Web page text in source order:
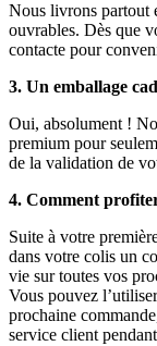
Nous livrons partout
ouvrables. Dès que
contacte pour
3. Un emballage
Oui, absolument !
premium pour
de la validation de
4. Comment
Suite à votre
dans votre colis un
vie sur toutes vos
Vous pouvez
prochaine
service client